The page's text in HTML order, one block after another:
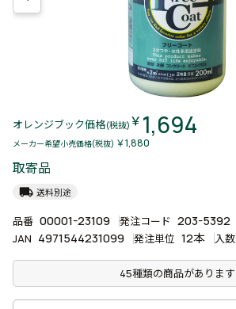
オレンジブック価格(税抜) ￥ 1,694
メーカー希望小売価格(税抜) ￥1,880
取寄品
local_shipping 送料別途
品番 00001-23109 発注コード 203-5392
JAN 4971544231099 発注単位 12本 入数
45種類の商品があります